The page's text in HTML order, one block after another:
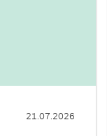
21.07.2026